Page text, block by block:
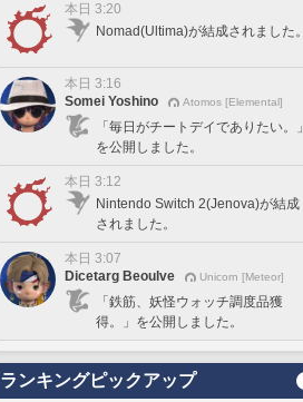
本日 3:20
Nomad(Ultima)が結成されました。
本日 3:16
Somei Yoshino
Atomos [Elemental]
「毎日がチートデイでありたい。」
を公開しました。
本日 3:12
Nintendo Switch 2(Jenova)が結成
されました。
本日 3:07
Dicetarg Beoulve
Unicorn [Meteor]
「鉄筋、妖怪ウォッチ調度品獲
得。」を公開しました。
ランキングピックアップ